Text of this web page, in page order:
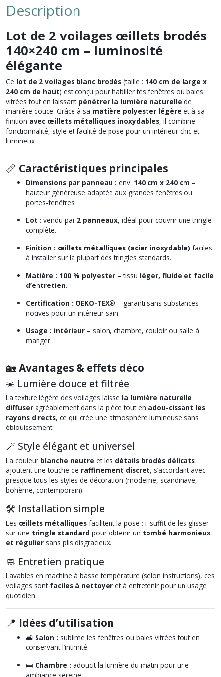
Description
Lot de 2 voilages œillets brodés
140×240 cm – luminosité
élégante
Ce lot de 2 voilages blanc brodés (taille : 140 cm de large x
240 cm de haut) est conçu pour habiller tes fenêtres ou baies
vitrées tout en laissant pénétrer la lumière naturelle de
manière douce. Grâce à sa matière polyester légère et à sa
finition avec œillets métalliques inoxydables, il combine
fonctionnalité, style et facilité de pose pour un intérieur chic et
lumineux.
📏 Caractéristiques principales
Dimensions par panneau : env. 140 cm x 240 cm –
hauteur généreuse adaptée aux grandes fenêtres ou
portes-fenêtres.
Lot : vendu par 2 panneaux, idéal pour couvrir une tringle
complète.
Finition : œillets métalliques (acier inoxydable) faciles
à installer sur la plupart des tringles standards.
Matière : 100 % polyester – tissu léger, fluide et facile
d’entretien.
Certification : OEKO-TEX® – garanti sans substances
nocives pour un intérieur sain.
Usage : intérieur – salon, chambre, couloir ou salle à
manger.
🏡Avantages & effets déco
☀️ Lumière douce et filtrée
La texture légère des voilages laisse la lumière naturelle
diffuser agréablement dans la pièce tout en adou-cissant les
rayons directs, ce qui crée une atmosphère lumineuse sans
éblouissement.
🪄 Style élégant et universel
La couleur blanche neutre et les détails brodés délicats
ajoutent une touche de raffinement discret, s’accordant avec
presque tous les styles de décoration (moderne, scandinave,
bohème, contemporain).
🛠️ Installation simple
Les œillets métalliques facilitent la pose : il suffit de les glisser
sur une tringle standard pour obtenir un tombé harmonieux
et régulier sans plis disgracieux.
🧼 Entretien pratique
Lavables en machine à basse température (selon instructions), ces
voilages sont faciles à nettoyer et à entretenir pour un usage
quotidien.
📍 Idées d’utilisation
🛋️ Salon : sublime les fenêtres ou baies vitrées tout en
conservant l’intimité.
🛏️ Chambre : adoucit la lumière du matin pour une
ambiance sereine.